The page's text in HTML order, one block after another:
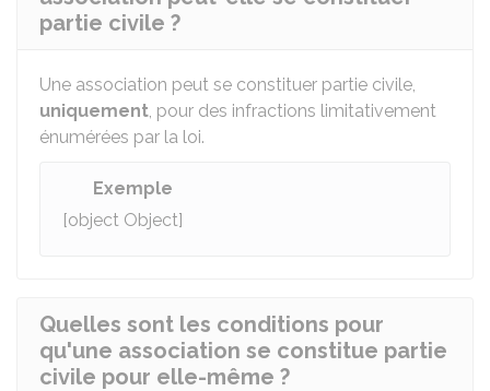
partie civile ?
Une association peut se constituer partie civile,
uniquement, pour des infractions limitativement
énumérées par la loi.
Exemple
[object Object]
Quelles sont les conditions pour
qu'une association se constitue partie
civile pour elle-même ?